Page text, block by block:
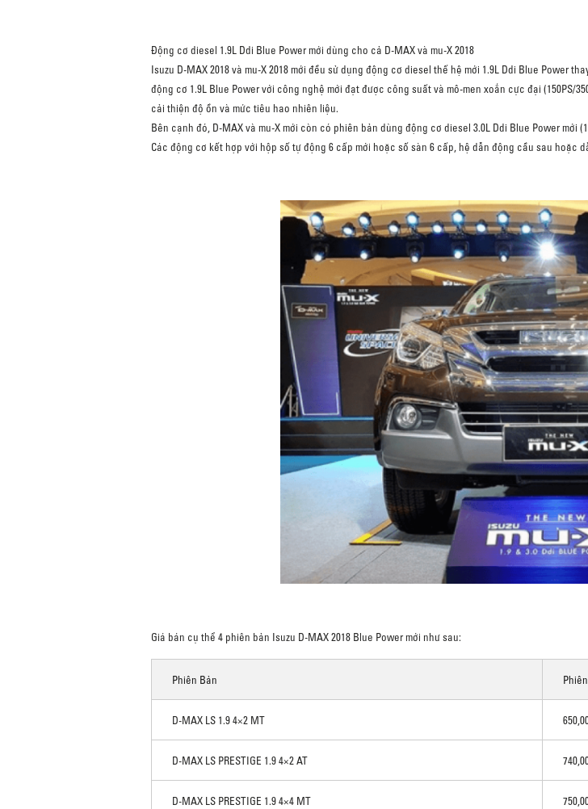
Động cơ diesel 1.9L Ddi Blue Power mới dùng cho cả D-MAX và mu-X 2018
Isuzu D-MAX 2018 và mu-X 2018 mới đều sử dụng động cơ diesel thế hệ mới 1.9L Ddi Blue Power
động cơ 1.9L Blue Power với công nghệ mới đạt được công suất và mô-men xoắn cực đại (150PS/
cải thiện độ ồn và mức tiêu hao nhiên liệu.
Bên cạnh đó, D-MAX và mu-X mới còn có phiên bản dùng động cơ diesel 3.0L Ddi Blue Power mới
Các động cơ kết hợp với hộp số tự động 6 cấp mới hoặc số sàn 6 cấp, hệ dẫn động cầu sau hoặc
Giá bán cụ thể 4 phiên bản Isuzu D-MAX 2018 Blue Power mới như sau:
Phiên Bản
D-MAX LS 1.9 4×2 MT
D-MAX LS PRESTIGE 1.9 4×2 AT
D-MAX LS PRESTIGE 1.9 4×4 MT